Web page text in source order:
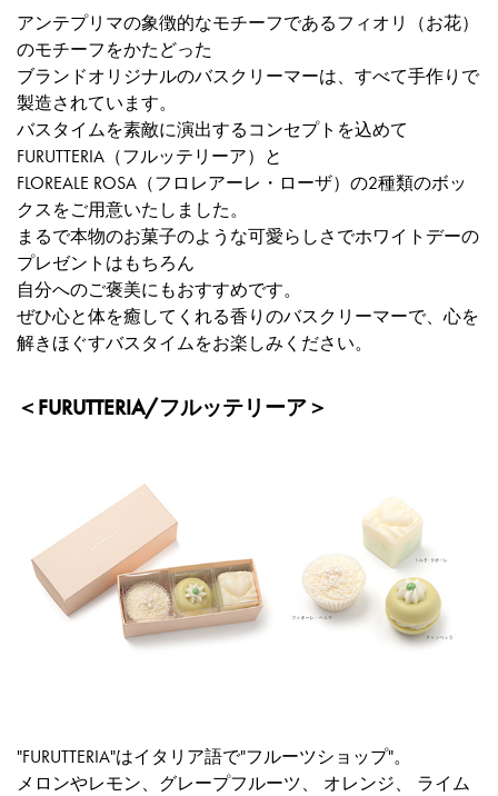
アンテプリマの象徴的なモチーフであるフィオリ（お花）
のモチーフをかたどった
ブランドオリジナルのバスクリーマーは、すべて手作りで
製造されています。
バスタイムを素敵に演出するコンセプトを込めて
FURUTTERIA（フルッテリーア）と
FLOREALE ROSA（フロレアーレ・ローザ）の2種類のボッ
クスをご用意いたしました。
まるで本物のお菓子のような可愛らしさでホワイトデーの
プレゼントはもちろん
自分へのご褒美にもおすすめです。
ぜひ心と体を癒してくれる香りのバスクリーマーで、心を
解きほぐすバスタイムをお楽しみください。
＜FURUTTERIA/フルッテリーア＞
"FURUTTERIA"はイタリア語で"フルーツショップ"。
メロンやレモン、グレープフルーツ、 オレンジ、 ライム